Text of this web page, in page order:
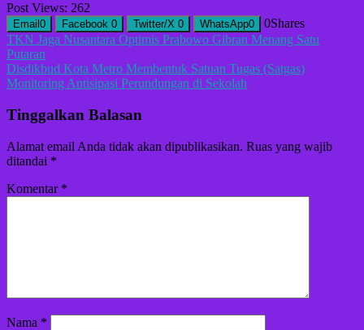
Post Views: 262
Email 0 Facebook 0 Twitter/X 0 WhatsApp0 0Shares
Navigasi
pos
TKN Jaga Nusantara Optimis Prabowo Gibran Menang Satu
Putaran
Disdikbud Kota Metro Membentuk Satuan Tugas (Satgas)
Monitoring Antisipasi Perundungan di Sekolah
Tinggalkan Balasan
Alamat email Anda tidak akan dipublikasikan. Ruas yang wajib
ditandai *
Komentar *
Nama *